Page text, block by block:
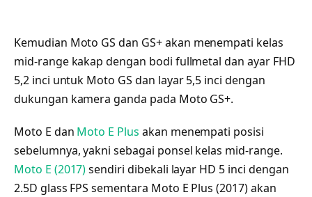
Kemudian Moto GS dan GS+ akan menempati kelas
mid-range kakap dengan bodi fullmetal dan ayar FHD
5,2 inci untuk Moto GS dan layar 5,5 inci dengan
dukungan kamera ganda pada Moto GS+.
Moto E dan Moto E Plus akan menempati posisi
sebelumnya, yakni sebagai ponsel kelas mid-range.
Moto E (2017)sendiri dibekali layar HD 5 inci dengan
2.5D glass FPS sementara Moto E Plus (2017) akan